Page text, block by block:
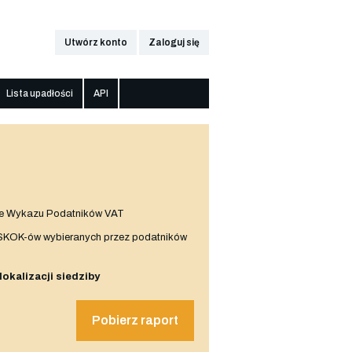
Utwórz konto Zaloguj się
Lista upadłości API
Wykazu Podatników VAT
ów wybieranych przez podatników
lokalizacji siedziby
Pobierz raport